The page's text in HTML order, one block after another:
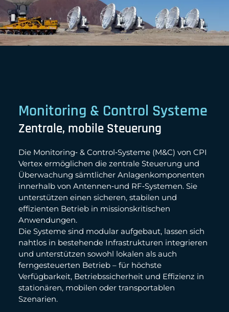
Monitoring & Control Systeme
Zentrale, mobile Steuerung
Die Monitoring‑ & Control‑Systeme (M&C) von CPI
Vertex ermöglichen die zentrale Steuerung und
Überwachung sämtlicher Anlagenkomponenten
innerhalb von Antennen‑und RF‑Systemen. Sie
unterstützen einen sicheren, stabilen und
effizienten Betrieb in missionskritischen
Anwendungen.
Die Systeme sind modular aufgebaut, lassen sich
nahtlos in bestehende Infrastrukturen integrieren
und unterstützen sowohl lokalen als auch
ferngesteuerten Betrieb – für höchste
Verfügbarkeit, Betriebssicherheit und Effizienz in
stationären, mobilen oder transportablen
Szenarien.